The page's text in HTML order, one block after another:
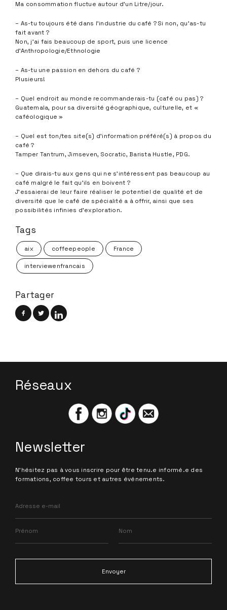
Ma consommation fluctue autour d’un Litre/jour.
– As-tu toujours été dans l’industrie du café ? Si non, qu’as-tu
fait avant ?
Non, j’ai fais beaucoup de sport, puis une licence
d’Anthropologie/Ethnologie
– As-tu une passion en dehors du café ?
Plusieurs!
– Quel endroit au monde recommanderais-tu (café ou pas) ?
Guatemala, pour sa diversité géographique, culturelle, et «
caféologique »
– Quel est ton/tes site(s) d’information préféré(s) à propos du
café ?
Tamper Tantrum, Jimseven, Socratic, Barista Hustle, PDG.
– Que dirais-tu aux gens qui ne s’intéressent pas beaucoup au
café malgré le fait qu’ils en boivent ?
J’essaierai de leur faire réaliser le potentiel de qualité et de
diversité que le café de spécialité a à offrir, ainsi que ses
possibilités infinies d’exploration.
Tags
aix coffeepeople France
interviewenfrancais
Partager
Réseaux
Newsletter
N'hésitez pas à vous inscrire pour être tenu.e informé.e des
formations, coffee tours et autres événements.